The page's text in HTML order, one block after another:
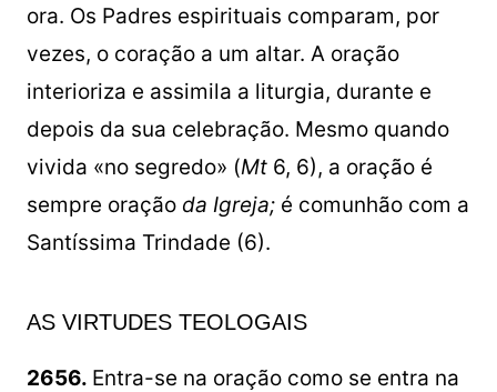
ora. Os Padres espirituais comparam, por
vezes, o coração a um altar. A oração
interioriza e assimila a liturgia, durante e
depois da sua celebração. Mesmo quando
vivida «no segredo» (Mt 6, 6), a oração é
sempre oração da Igreja; é comunhão com a
Santíssima Trindade (6).
AS VIRTUDES TEOLOGAIS
2656. Entra-se na oração como se entra na